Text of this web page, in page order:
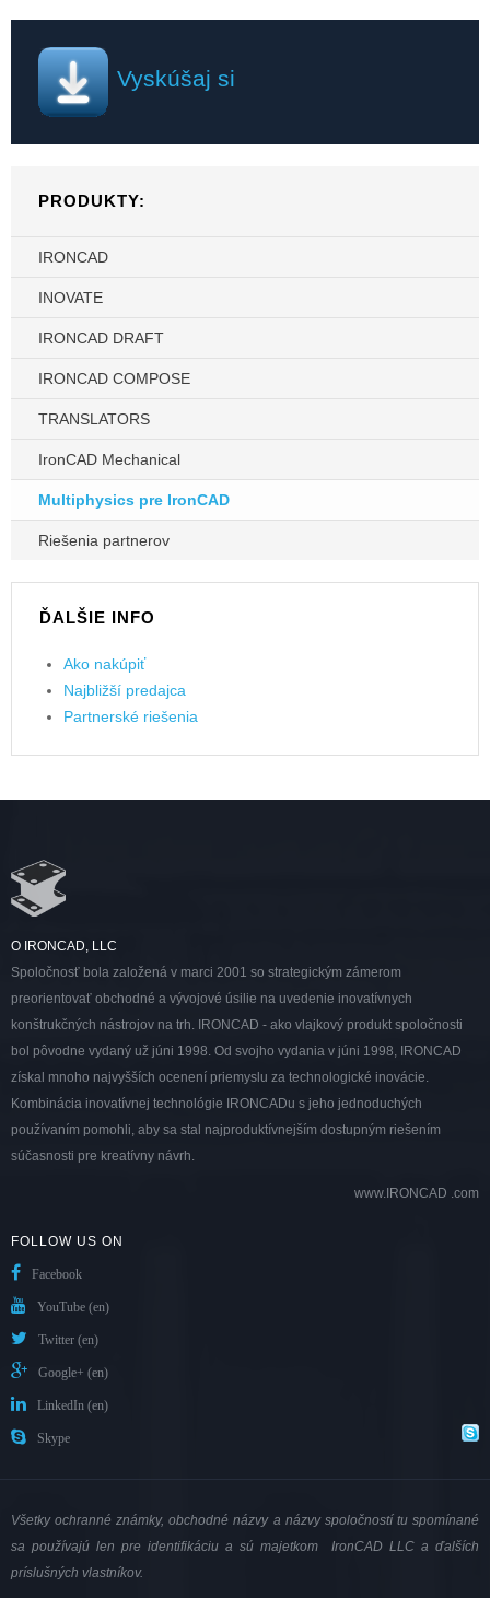
Vyskúšaj si
PRODUKTY:
IRONCAD
INOVATE
IRONCAD DRAFT
IRONCAD COMPOSE
TRANSLATORS
IronCAD Mechanical
Multiphysics pre IronCAD
Riešenia partnerov
ĎALŠIE INFO
Ako nakúpiť
Najbližší predajca
Partnerské riešenia
O IRONCAD, LLC
Spoločnosť bola založená v marci 2001 so strategickým zámerom
preorientovať obchodné a vývojové úsilie na uvedenie inovatívnych
konštrukčných nástrojov na trh. IRONCAD - ako vlajkový produkt spoločnosti
bol pôvodne vydaný už júni 1998. Od svojho vydania v júni 1998, IRONCAD
získal mnoho najvyšších ocenení priemyslu za technologické inovácie.
Kombinácia inovatívnej technológie IRONCADu s jeho jednoduchých
používaním pomohli, aby sa stal najproduktívnejším dostupným riešením
súčasnosti pre kreatívny návrh.
www.IRONCAD .com
FOLLOW US ON
Facebook
YouTube (en)
Twitter (en)
Google+ (en)
LinkedIn (en)
Skype
Všetky ochranné známky, obchodné názvy a názvy spoločností tu spomínané
sa používajú len pre identifikáciu a sú majetkom IronCAD LLC a ďalších
príslušných vlastníkov.